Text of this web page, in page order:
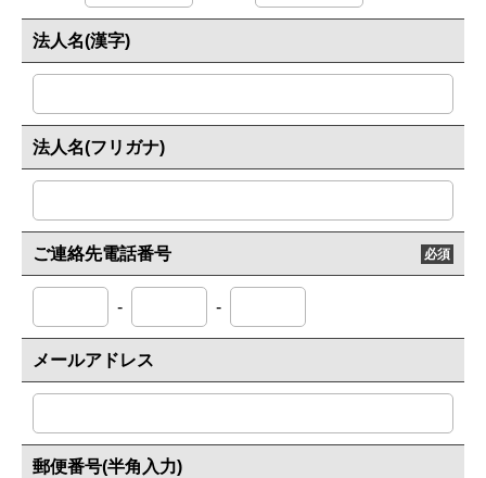
法人名(漢字)
法人名(フリガナ)
ご連絡先電話番号 必須
- -
メールアドレス
郵便番号(半角入力)